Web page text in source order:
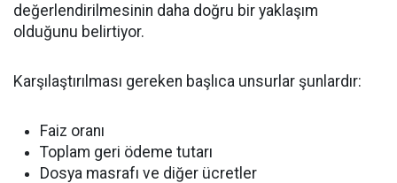
değerlendirilmesinin daha doğru bir yaklaşım
olduğunu belirtiyor.
Karşılaştırılması gereken başlıca unsurlar şunlardır:
Faiz oranı
Toplam geri ödeme tutarı
Dosya masrafı ve diğer ücretler